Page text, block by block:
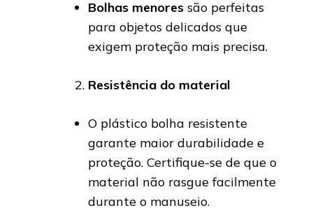
Bolhas menores são perfeitas
para objetos delicados que
exigem proteção mais precisa.
Resistência do material
O plástico bolha resistente
garante maior durabilidade e
proteção. Certifique-se de que o
material não rasgue facilmente
durante o manuseio.